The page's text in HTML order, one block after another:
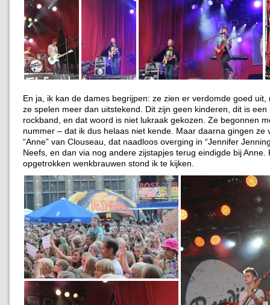
En ja, ik kan de dames begrijpen: ze zien er verdomde goed uit,
ze spelen meer dan uitstekend. Dit zijn geen kinderen, dit is een
rockband, en dat woord is niet lukraak gekozen. Ze begonnen
nummer – dat ik dus helaas niet kende. Maar daarna gingen ze
“Anne” van Clouseau, dat naadloos overging in “Jennifer
Neefs, en dan via nog andere zijstapjes terug eindigde bij Anne.
opgetrokken wenkbrauwen stond ik te kijken.